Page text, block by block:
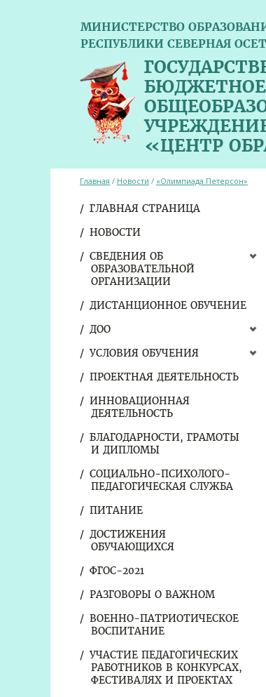
МИНИСТЕРСТВО
РЕСПУБЛИКИ СЕВЕРНАЯ
БЮДЖЕТНОЕ
«ЦЕНТР
ГЛАВНАЯ СТРАНИЦА
НОВОСТИ
СВЕДЕНИЯ ОБ
ОБРАЗОВАТЕЛЬНОЙ
ОРГАНИЗАЦИИ
ДИСТАНЦИОННОЕ ОБУЧЕНИЕ
ДОО
УСЛОВИЯ ОБУЧЕНИЯ
ПРОЕКТНАЯ ДЕЯТЕЛЬНОСТЬ
ИННОВАЦИОННАЯ
ДЕЯТЕЛЬНОСТЬ
БЛАГОДАРНОСТИ, ГРАМОТЫ
И ДИПЛОМЫ
СОЦИАЛЬНО-ПСИХОЛОГО-
ПЕДАГОГИЧЕСКАЯ СЛУЖБА
ПИТАНИЕ
ДОСТИЖЕНИЯ
ОБУЧАЮЩИХСЯ
ФГОС-2021
РАЗГОВОРЫ О ВАЖНОМ
ВОЕННО-ПАТРИОТИЧЕСКОЕ
ВОСПИТАНИЕ
УЧАСТИЕ ПЕДАГОГИЧЕСКИХ
РАБОТНИКОВ В КОНКУРСАХ,
ФЕСТИВАЛЯХ И ПРОЕКТАХ
Главная / Новости / «Олимпиада Петерсон»